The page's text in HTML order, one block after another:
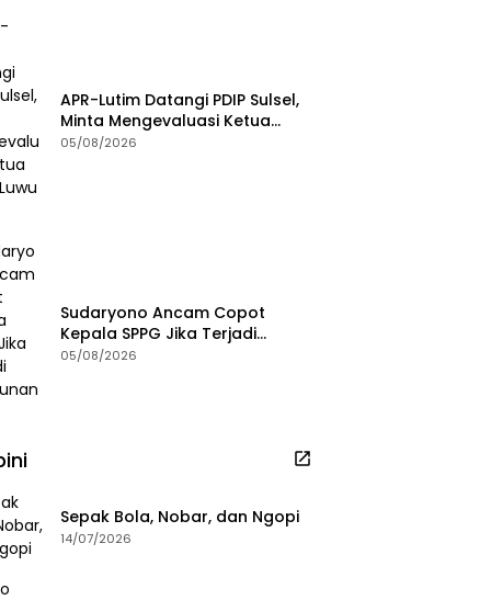
APR-Lutim Datangi PDIP Sulsel,
Minta Mengevaluasi Ketua
DPRD Luwu Timur
05/08/2026
Sudaryono Ancam Copot
Kepala SPPG Jika Terjadi
Keracunan MBG
05/08/2026
Sepak Bola, Nobar, dan Ngopi
14/07/2026